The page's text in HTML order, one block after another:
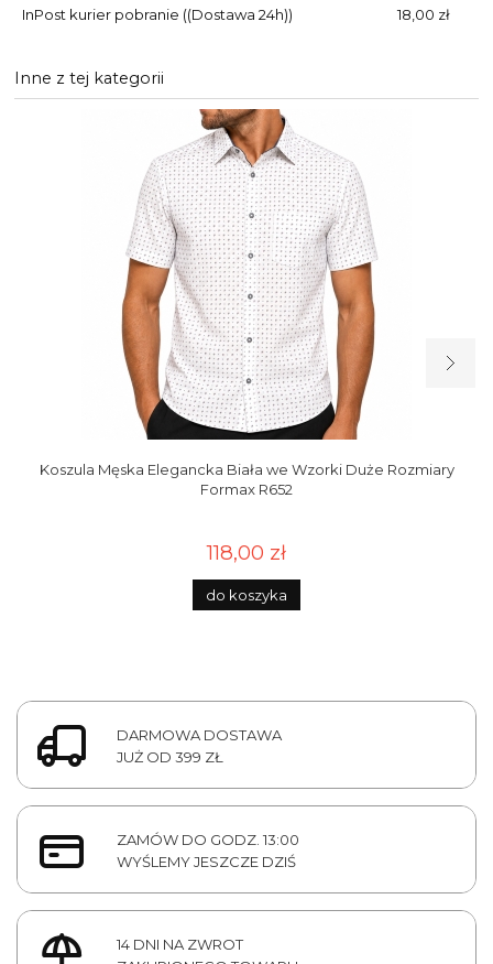
InPost kurier pobranie ((Dostawa 24h)) 18,00 zł
Inne z tej kategorii
Koszula Męska Elegancka Biała we Wzorki Duże Rozmiary
Formax R652
118,00 zł
do koszyka
DARMOWA DOSTAWA
JUŻ OD 399 ZŁ
ZAMÓW DO GODZ. 13:00
WYŚLEMY JESZCZE DZIŚ
14 DNI NA ZWROT